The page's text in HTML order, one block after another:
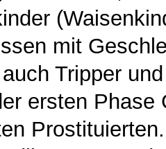
mit
Tripper
ersten